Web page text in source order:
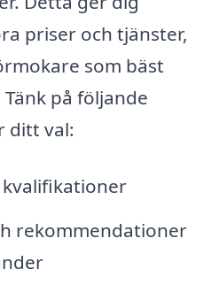
priser och tjänster,
som bäst
på följande
ditt val:
rekommendationer